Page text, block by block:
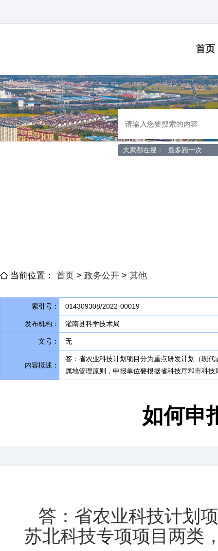
首页
大家都在搜： 最多跑一次
当前位置： 首页 > 政务公开 > 其他
索引号： 014309308/2022-00019
发布机构： 灌南县科学技术局
文号： 无
内容概述：
答：省农业科技计划项目分为重点研发计划（现
属地管理原则 ， 申报单位要根据省科技厅和市科
如何申
答：省农业科技计划
苏北科技专项项目两类